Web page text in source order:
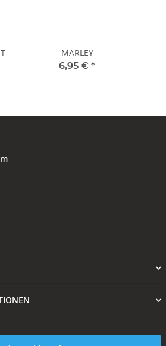
MARLEY
6,95 € *